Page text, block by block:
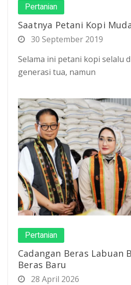
Pertanian
Saatnya Petani Kopi
30 September 2019
Selama ini petani kopi selalu
generasi tua, namun
Pertanian
Cadangan Beras Labuan
Beras Baru
28 April 2026